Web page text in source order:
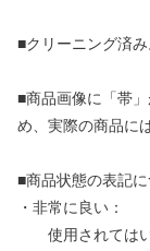
■クリーニング済み
■商品画像に「帯
め、実際の商品に
■商品状態の表記
・非常に良い：
使用されてはい